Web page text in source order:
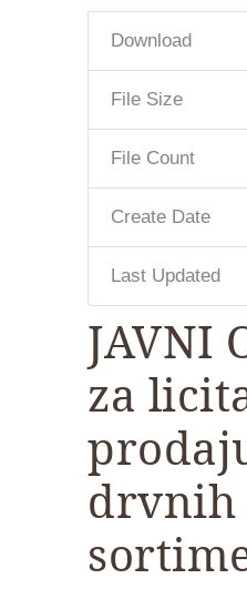
Download
File Size
File Count
Create Date
Last Updated
JAVNI
za
drvnih